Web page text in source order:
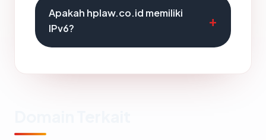
Apakah hplaw.co.id memiliki
IPv6?